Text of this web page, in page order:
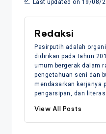
Last updated on 19/08/
Redaksi
Pasirputih adalah
didirikan pada tahun
umum bergerak dalam
pengetahuan seni dan
mendasarkan kerjanya
pengarsipan, dan
View All Posts